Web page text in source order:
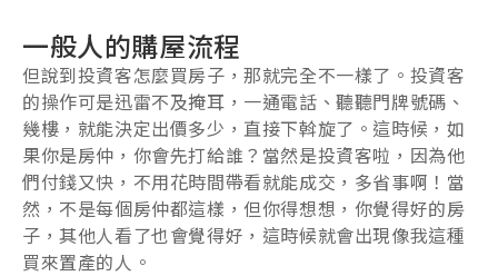
一般人的購屋流程
但說到投資客怎麼買房子，那就完全不一樣了。投資客
的操作可是迅雷不及掩耳，一通電話、聽聽門牌號碼、
幾樓，就能決定出價多少，直接下斡旋了。這時候，如
果你是房仲，你會先打給誰？當然是投資客啦，因為他
們付錢又快，不用花時間帶看就能成交，多省事啊！當
然，不是每個房仲都這樣，但你得想想，你覺得好的房
子，其他人看了也會覺得好，這時候就會出現像我這種
買來置產的人。